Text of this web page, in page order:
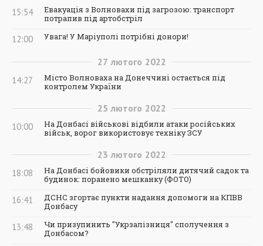
15:54
Евакуація з Волновахи під загрозою: транспорт
потрапив під артобстріл
12:00 Увага! У Маріуполі потрібні донори!
27 лютого 2022
14:27
Місто Волноваха на Донеччині остається під
контролем України
25 лютого 2022
10:00
На Донбасі військові відбили атаки російських
військ, ворог використовує техніку ЗСУ
23 лютого 2022
18:08
На Донбасі бойовики обстріляли дитячий садок та
будинок: поранено мешканку (ФОТО)
16:41
ДСНС згортає пункти надання допомоги на КПВВ
Донбасу
13:48
Чи призупинить "Укрзалізниця" сполучення з
Донбасом?